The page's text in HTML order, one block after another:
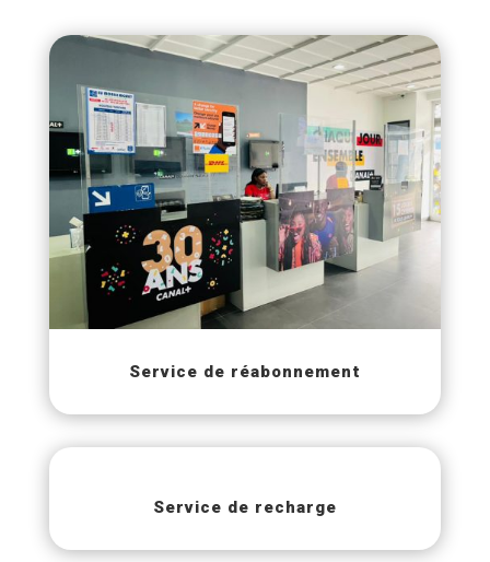
Service de réabonnement
Service de recharge